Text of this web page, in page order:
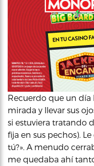
Recuerdo que un
mirada y llevar sus
si estuviera tratando
fija en sus pechos).
tú?». A menudo
me quedaba ahí